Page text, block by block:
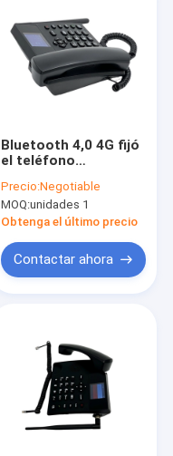
Bluetooth 4,0 4G fijó
el teléfono
dual
Precio:Negotiable
MOQ:unidades 1
Obtenga el último precio
Contactar ahora